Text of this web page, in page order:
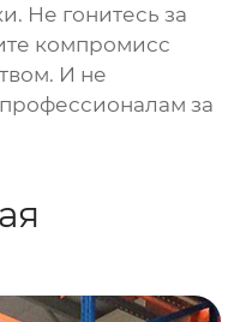
Не гонитесь за
компромисс
И не
за